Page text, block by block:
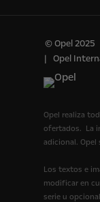
© Opel 2025
Opel
Opel realiza
ofertados. La
adicional.
Los textos e
modificar en
serie u